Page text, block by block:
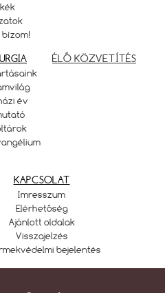
bízom!
év
ÉLŐ KÖZVETÍTÉS
KAPCSOLAT
Imresszum
Elérhetőség
Ajánlott oldalak
Visszajelzés
bejelentés